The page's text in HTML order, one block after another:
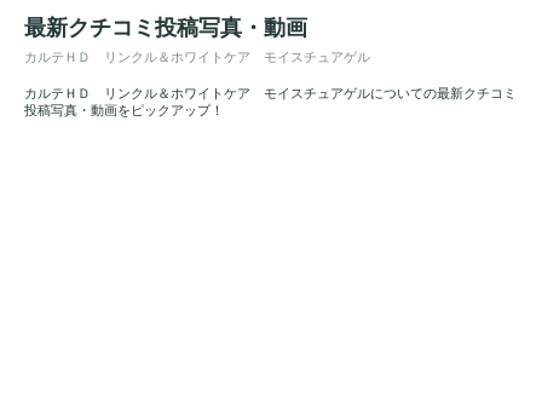
最新クチコミ投稿写真・動画
カルテＨＤ リンクル＆ホワイトケア モイスチュアゲル
カルテＨＤ リンクル＆ホワイトケア モイスチュアゲルについての最新クチコミ
投稿写真・動画をピックアップ！